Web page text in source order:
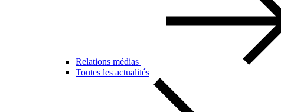
Relations médias
Toutes les actualités